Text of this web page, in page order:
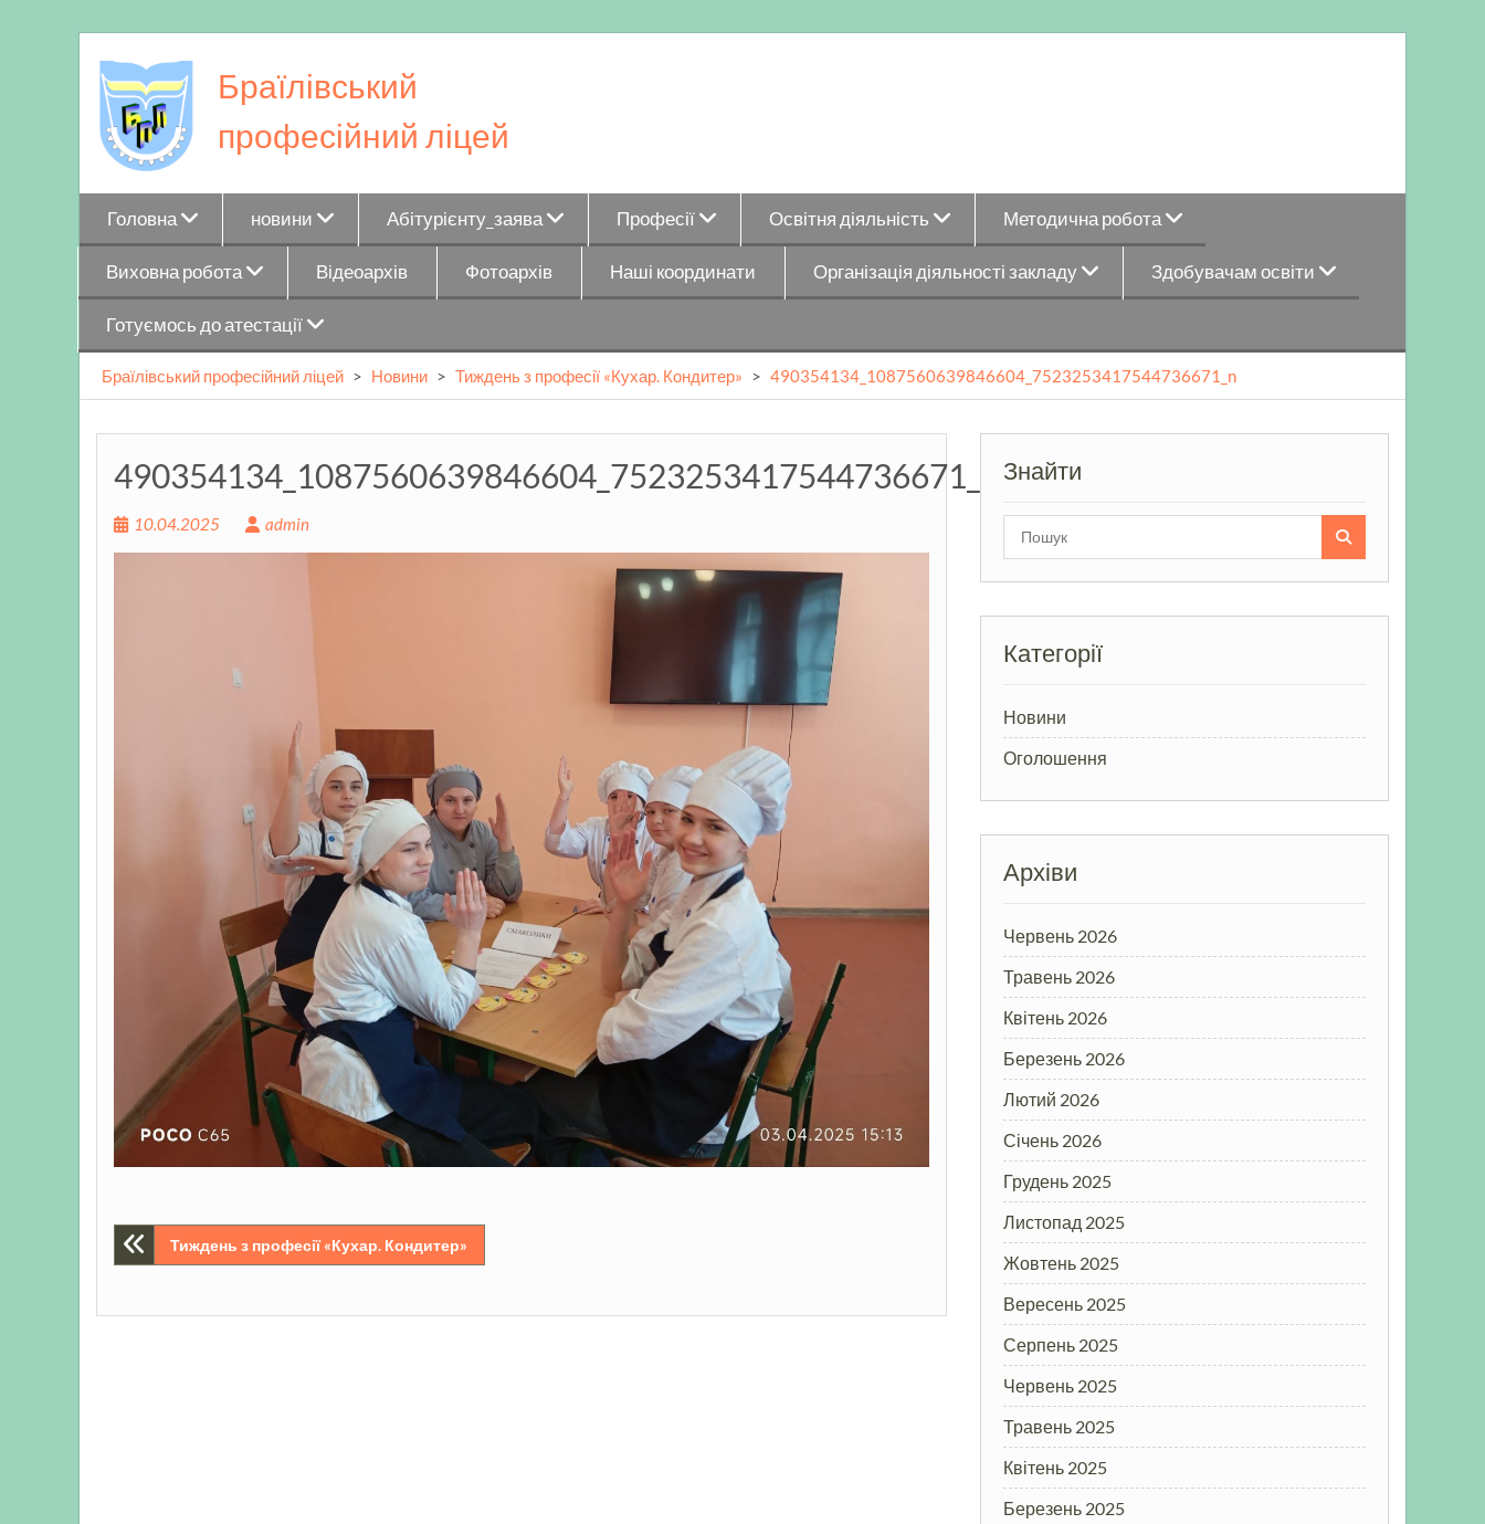
to
content
Браїлівський
професійний ліцей
Головна новини Абітурієнту_заява Професії Освітня діяльність Методична робота
Виховна робота Відеоархів Фотоархів Наші координати Організація діяльності закладу Здобувачам освіти
Готуємось до атестації
Браїлівський професійний ліцей > Новини > Тиждень з професії «Кухар. Кондитер» > 490354134_1087560639846604_7523253417544736671_n
490354134_1087560639846604_7523253417544736671_n
10.04.2025 admin
Навігація
Тиждень з професії «Кухар. Кондитер»
Знайти
Категорії
Новини
Оголошення
Архіви
Червень 2026
Травень 2026
Квітень 2026
Березень 2026
Лютий 2026
Січень 2026
Грудень 2025
Листопад 2025
Жовтень 2025
Вересень 2025
Серпень 2025
Червень 2025
Травень 2025
Квітень 2025
Березень 2025